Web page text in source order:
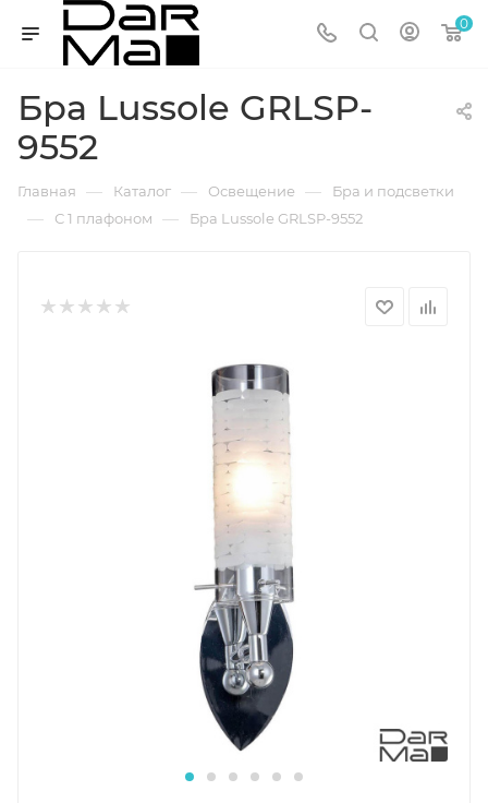
0
Бра Lussole GRLSP-
9552
Главная — Каталог — Освещение — Бра и подсветки
— С 1 плафоном — Бра Lussole GRLSP-9552